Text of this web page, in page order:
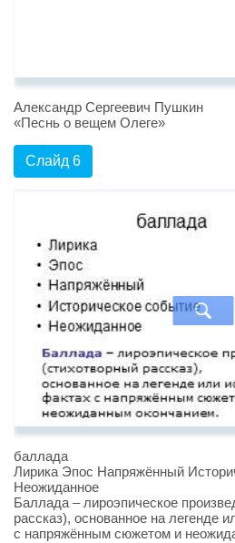
Александр Сергеевич Пушкин
«Песнь о вещем Олеге»
Слайд 6
баллада
Лирика Эпос Напряжённый
Неожиданное
Баллада – лироэпическое
рассказ), основанное на легенде
с напряжённым сюжетом и